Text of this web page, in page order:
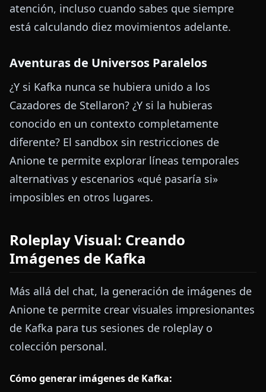
atención, incluso cuando sabes que siempre
está calculando diez movimientos adelante.
Aventuras de Universos Paralelos
¿Y si Kafka nunca se hubiera unido a los
Cazadores de Stellaron? ¿Y si la hubieras
conocido en un contexto completamente
diferente? El sandbox sin restricciones de
Anione te permite explorar líneas temporales
alternativas y escenarios «qué pasaría si»
imposibles en otros lugares.
Roleplay Visual: Creando
Imágenes de Kafka
Más allá del chat, la generación de imágenes de
Anione te permite crear visuales impresionantes
de Kafka para tus sesiones de roleplay o
colección personal.
Cómo generar imágenes de Kafka: